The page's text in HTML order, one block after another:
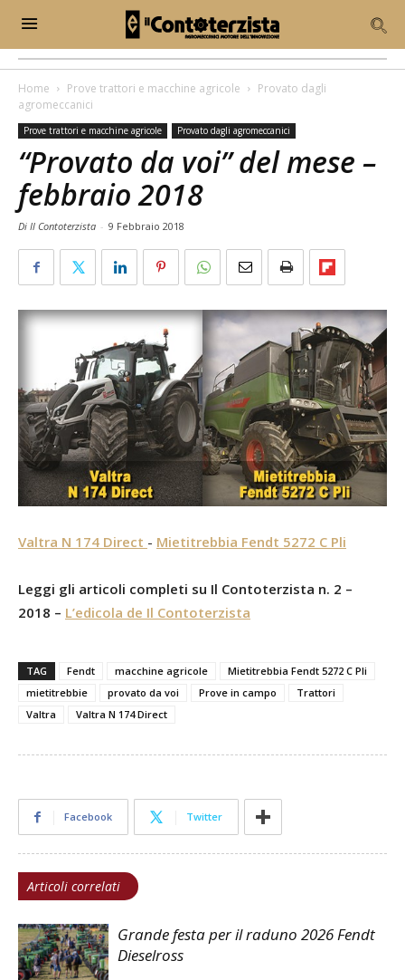
Home Prove trattori e macchine agricole
Provato dagli
agromeccanici
Prove trattori e macchine agricole Provato dagli agromeccanici
“Provato da voi” del mese –
febbraio 2018
Di Il Contoterzista - 9 Febbraio 2018
Valtra N 174 Direct - Mietitrebbia Fendt 5272 C Pli
Leggi gli articoli completi su Il Contoterzista n. 2 –
2018 – L’edicola de Il Contoterzista
TAG Fendt macchine agricole
Mietitrebbia Fendt 5272 C Pli
mietitrebbie
provato da voi Prove in campo
Trattori
Valtra
Valtra N 174 Direct
Facebook Twitter
Articoli correlati
Grande festa per il raduno 2026 Fendt
Dieselross